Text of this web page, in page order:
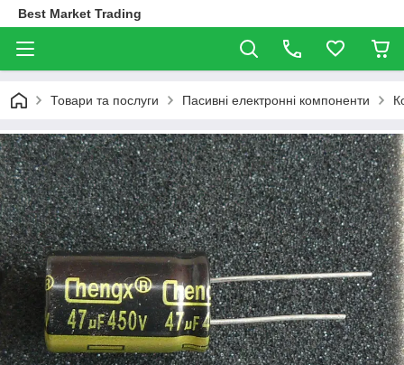
Best Market Trading
Товари та послуги Пасивні електронні компоненти